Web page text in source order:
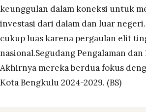
keunggulan dalam koneksi untuk
investasi dari dalam dan luar
cukup luas karena pergaulan elit
nasional.Segudang Pengalaman dan
Akhirnya mereka berdua fokus
Kota Bengkulu 2024-2029. (BS)